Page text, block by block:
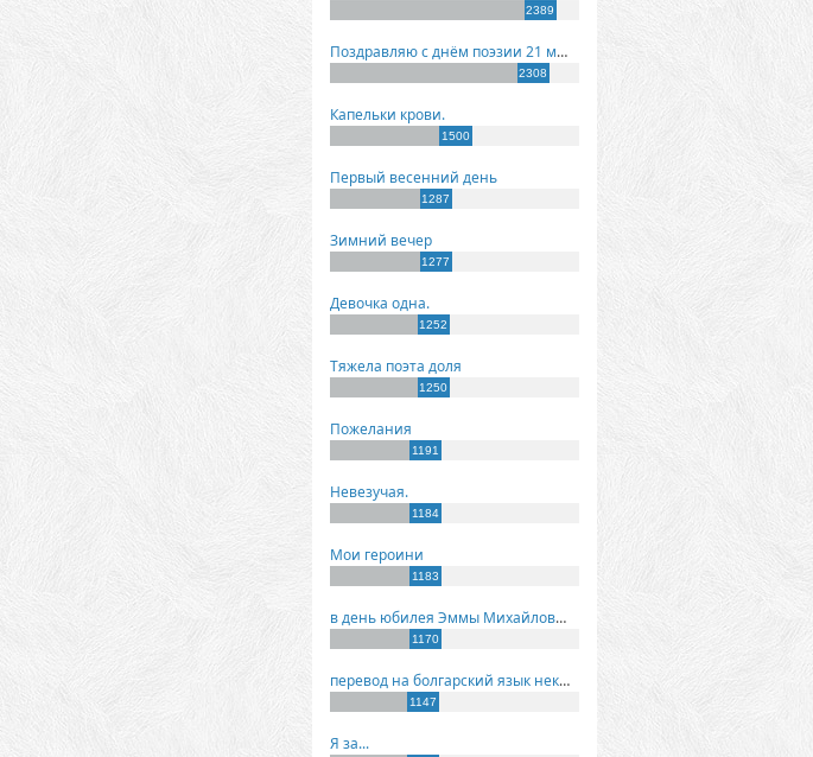
2389
Поздравляю с днём поэзии 21 марта!
2308
Капельки крови.
1500
Первый весенний день
1287
Зимний вечер
1277
Девочка одна.
1252
Тяжела поэта доля
1250
Пожелания
1191
Невезучая.
1184
Мои героини
1183
в день юбилея Эммы Михайловны Киселевой
1170
перевод на болгарский язык некоторых моих стихов
1147
Я за...